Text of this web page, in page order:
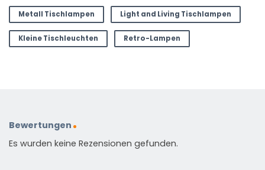
Metall Tischlampen Light and Living Tischlampen
Kleine Tischleuchten Retro-Lampen
Bewertungen
Es wurden keine Rezensionen gefunden.